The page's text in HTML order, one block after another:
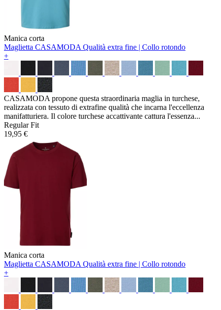
Manica corta
Maglietta CASAMODA Qualità extra fine | Collo rotondo
+
CASAMODA propone questa straordinaria maglia in turchese,
realizzata con tessuto di extrafine qualità che incarna l'eccellenza
manifatturiera. Il colore turchese accattivante cattura l'essenza...
Regular Fit
19,95 €
Manica corta
Maglietta CASAMODA Qualità extra fine | Collo rotondo
+